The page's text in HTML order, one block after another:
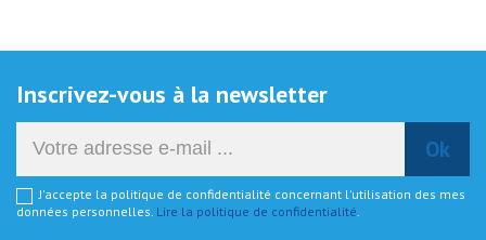
Inscrivez-vous à la newsletter
J'accepte la politique de confidentialité concernant l'utilisation des mes
données personnelles. Lire la politique de confidentialité